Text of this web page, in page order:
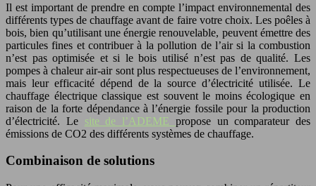
Il est important de prendre en compte l’impact environnemental des
différents types de chauffage avant de faire votre choix. Les poêles à
bois, bien qu’utilisant une énergie renouvelable, peuvent émettre des
particules fines et contribuer à la pollution de l’air si la combustion
n’est pas optimisée et si le bois utilisé n’est pas de qualité. Les
pompes à chaleur air-air sont plus respectueuses de l’environnement,
mais leur efficacité dépend de la source d’électricité utilisée. Le
chauffage électrique classique est souvent le moins écologique en
raison de la forte dépendance à l’énergie fossile pour la production
d’électricité. Le site de l’ADEME propose un comparateur des
émissions de CO2 des différents systèmes de chauffage.
Combinaison de solutions